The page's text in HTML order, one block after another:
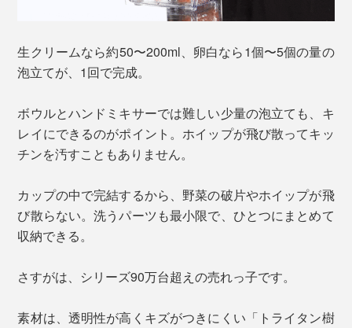
生クリームなら約50〜200ml、卵白なら1個〜5個の量の
泡立てが、1回で完成。
ボウルとハンドミキサーでは難しい少量の泡立ても、キ
レイにできるのがポイント。ホイップが飛び散ってキッ
チンを汚すこともありません。
カップの中で完結するから、野菜の破片やホイップが飛
び散らない。洗うパーツも最小限で、ひとつにまとめて
収納できる。
さすがは、シリーズ90万台超えの売れっ子です。
素材は、透明性が高くキズがつきにくい「トライタン樹